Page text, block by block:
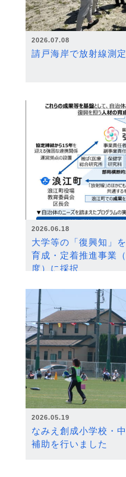
2026.07.08
請戸海岸で放射線測
2026.06.18
大学等の「復興知」
育成・定着推進事業
度）に採択
2026.05.19
なみえ創成小学校・
補助を行いました